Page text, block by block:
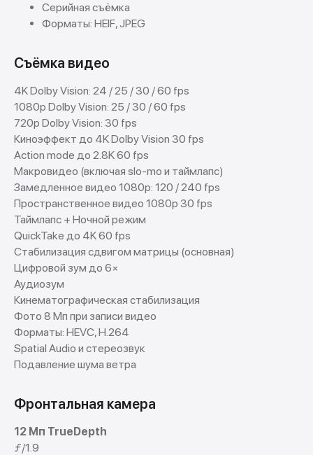
Серийная съёмка
Форматы: HEIF, JPEG
Съёмка видео
4K Dolby Vision: 24 / 25 / 30 / 60 fps
1080p Dolby Vision: 25 / 30 / 60 fps
720p Dolby Vision: 30 fps
Киноэффект до 4K Dolby Vision 30 fps
Action mode до 2.8K 60 fps
Макровидео (включая slo-mo и таймлапс)
Замедленное видео 1080p: 120 / 240 fps
Пространственное видео 1080p 30 fps
Таймлапс + Ночной режим
QuickTake до 4K 60 fps
Стабилизация сдвигом матрицы (основная)
Цифровой зум до 6×
Аудиозум
Кинематографическая стабилизация
Фото 8 Мп при записи видео
Форматы: HEVC, H.264
Spatial Audio и стереозвук
Подавление шума ветра
Фронтальная камера
12 Мп TrueDepth
ƒ/1.9